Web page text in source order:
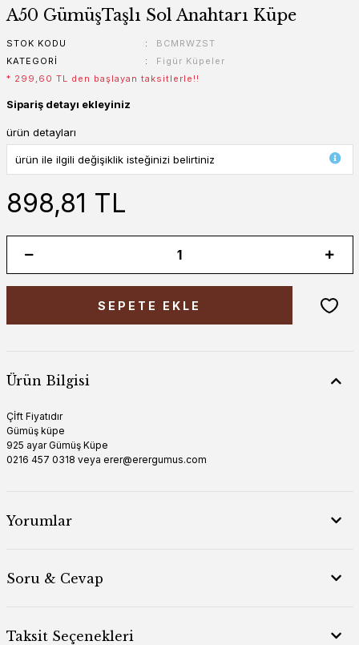
A50 GümüşTaşlı Sol Anahtarı Küpe
STOK KODU
BCMRWZST
KATEGORI
Figür Küpeler
* 299,60 TL den başlayan taksitlerle!!
Sipariş detayı ekleyiniz
ürün detayları
898,81 TL
SEPETE EKLE
Ürün Bilgisi
Çİft Fiyatıdır
Gümüş küpe
925 ayar Gümüş Küpe
0216 457 0318 veya erer@erergumus.com
Yorumlar
Soru & Cevap
Taksit Seçenekleri